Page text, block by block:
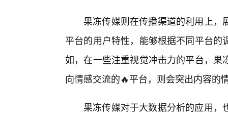
果冻传媒则在传播渠道的利用上
平台的用户特性，能够根据不同平台
如，在一些注重视觉冲击力的平台，
向情感交流的🔥平台，则会突出内容的
果冻传媒对于大数据分析的应用